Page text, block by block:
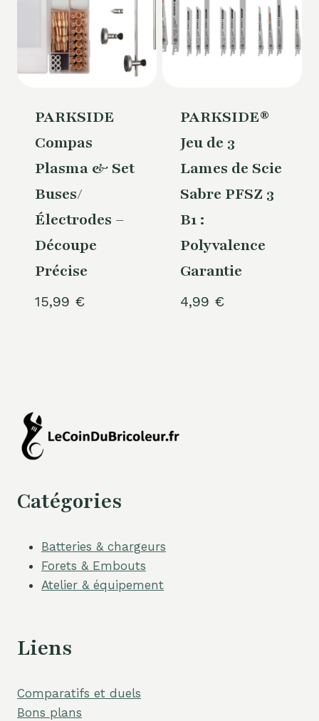
PARKSIDE
Compas
Plasma & Set
Buses/
Électrodes –
Découpe
Précise
15,99 €
PARKSIDE®
Jeu de 3
Lames de Scie
Sabre PFSZ 3
B1 :
Polyvalence
Garantie
4,99 €
Catégories
Batteries & chargeurs
Forets & Embouts
Atelier & équipement
Liens
Comparatifs et duels
Bons plans